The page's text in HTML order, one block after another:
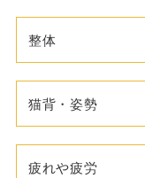
整体
猫背・姿勢
疲れや疲労